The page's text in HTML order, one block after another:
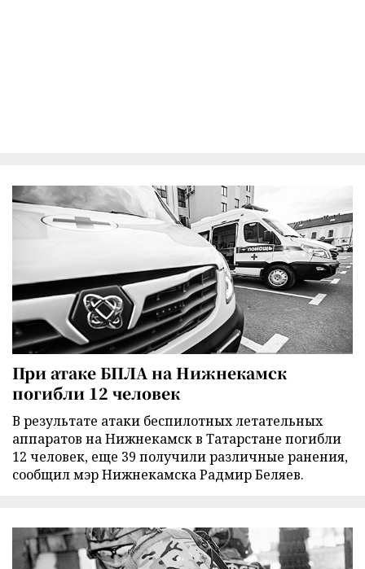
При атаке БПЛА на Нижнекамск
погибли 12 человек
В результате атаки беспилотных летательных
аппаратов на Нижнекамск в Татарстане погибли
12 человек, еще 39 получили различные ранения,
сообщил мэр Нижнекамска Радмир Беляев.